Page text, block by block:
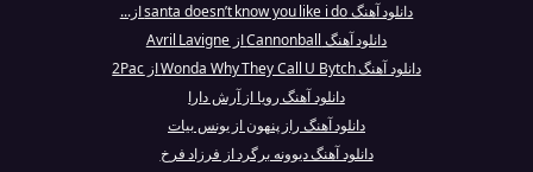
دانلود آهنگ santa doesn’t know you like i do از...
دانلود آهنگ Cannonball از Avril Lavigne
دانلود آهنگ Wonda Why They Call U Bytch از 2Pac
دانلود آهنگ رویا از آرش دارا
دانلود آهنگ راز پنهون از یونس بیات
دانلود آهنگ دیوونه برگرد از فرزاد فرخ